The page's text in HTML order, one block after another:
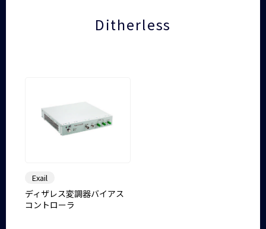
Ditherless
Exail
ディザレス変調器バイアス
コントローラ